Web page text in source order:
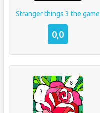
Stranger things 3 the game
0,0